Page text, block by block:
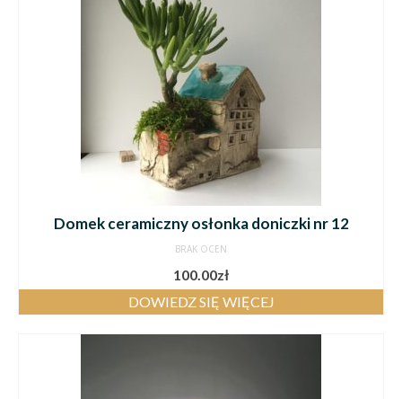
Domek ceramiczny osłonka doniczki nr 12
BRAK OCEN
100.00zł
DOWIEDZ SIĘ WIĘCEJ